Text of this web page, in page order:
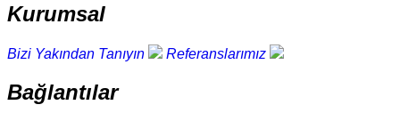
Kurumsal
Bizi Yakından Tanıyın Referanslarımız
Bağlantılar